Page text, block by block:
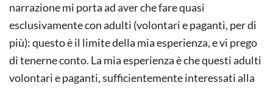
narrazione mi porta ad aver che fare quasi
esclusivamente con adulti (volontari e paganti, per di
più): questo è il limite della mia esperienza, e vi prego
di tenerne conto. La mia esperienza è che questi adulti
volontari e paganti, sufficientemente interessati alla